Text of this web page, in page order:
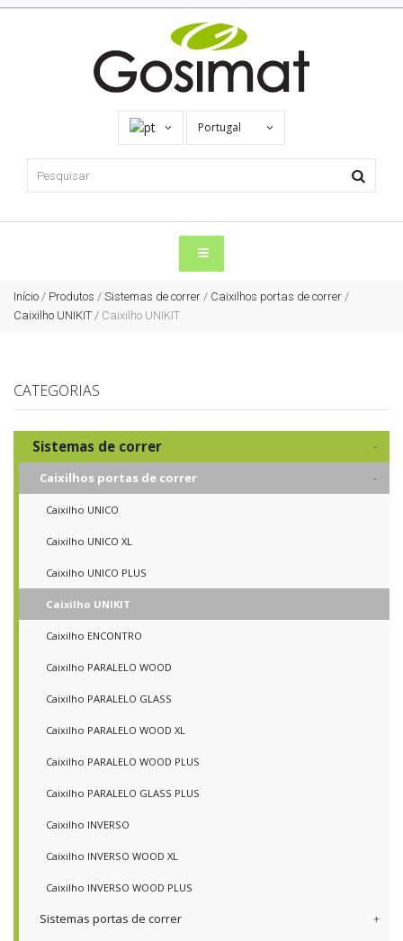
Portugal
Início / Produtos / Sistemas de correr / Caixilhos portas de correr /
Caixilho UNIKIT / Caixilho UNIKIT
CATEGORIAS
Sistemas de correr
Caixilhos portas de correr
Caixilho UNICO
Caixilho UNICO XL
Caixilho UNICO PLUS
Caixilho UNIKIT
Caixilho ENCONTRO
Caixilho PARALELO WOOD
Caixilho PARALELO GLASS
Caixilho PARALELO WOOD XL
Caixilho PARALELO WOOD PLUS
Caixilho PARALELO GLASS PLUS
Caixilho INVERSO
Caixilho INVERSO WOOD XL
Caixilho INVERSO WOOD PLUS
Sistemas portas de correr